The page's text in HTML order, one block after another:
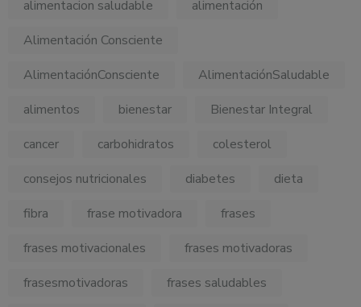
alimentacion saludable
alimentación
Alimentación Consciente
AlimentaciónConsciente
AlimentaciónSaludable
alimentos
bienestar
Bienestar Integral
cancer
carbohidratos
colesterol
consejos nutricionales
diabetes
dieta
fibra
frase motivadora
frases
frases motivacionales
frases motivadoras
frasesmotivadoras
frases saludables